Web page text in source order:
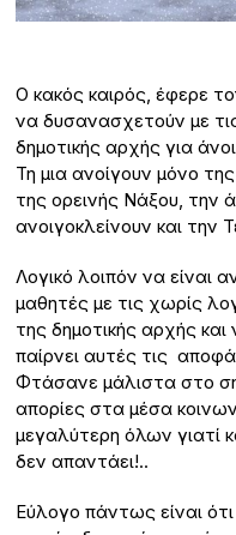
Ο κακός καιρός, έφερε
να δυσανασχετούν με
δημοτικής αρχής για
Τη μια ανοίγουν μόνο
της ορεινής Νάξου, την
ανοιγοκλείνουν και την
Λογικό λοιπόν να είναι
μαθητές με τις χωρίς
της δημοτικής αρχής
παίρνει αυτές τις
Φτάσανε μάλιστα στο
απορίες στα μέσα
μεγαλύτερη όλων γιατί
δεν απαντάει!..
Εύλογο πάντως είναι